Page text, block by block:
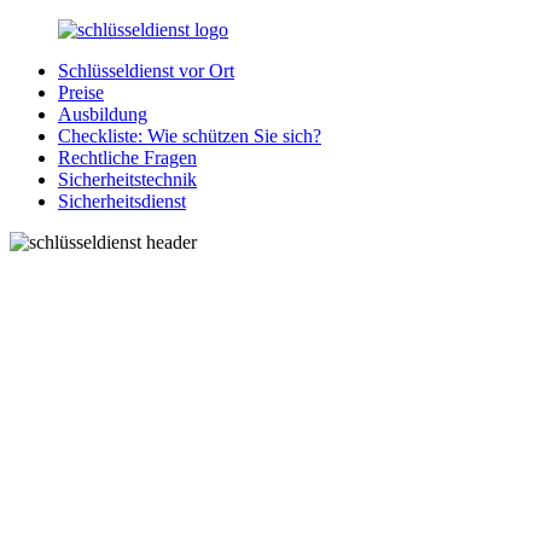
Zurück
Inhalt
SchluesseldienstDirekt.de
Ihre
Notlage
wird
gelöst!
Schlüsseldienst vor Ort
Preise
Ausbildung
Checkliste: Wie schützen Sie sich?
Rechtliche Fragen
Sicherheitstechnik
Sicherheitsdienst